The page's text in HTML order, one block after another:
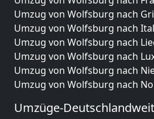
Umzug von Wolfsburg nach
Umzug von Wolfsburg nach
Umzug von Wolfsburg nach
Umzug von Wolfsburg nach
Umzug von Wolfsburg nach
Umzug von Wolfsburg nach
Umzüge-Deutschlandweit